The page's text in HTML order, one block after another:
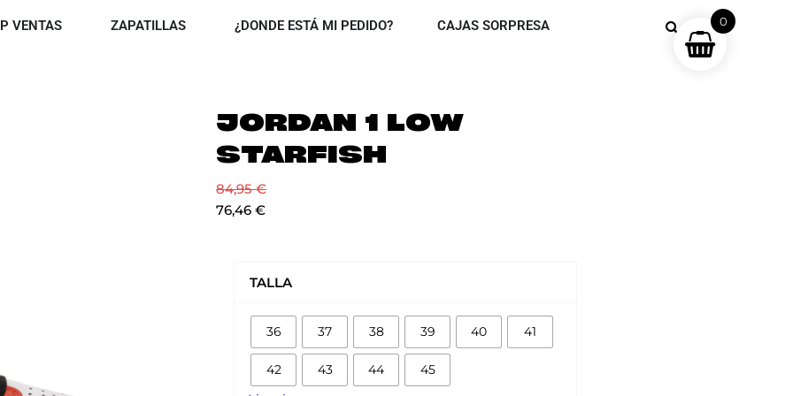
VENTAS OPEN TOP VENTAS
ZAPATILLAS OPEN ZAPATILLAS
¿DONDE ESTÁ MI PEDIDO? CAJAS SORPRESA
JORDAN 1 LOW
STARFISH
84,95€
76,46 €
TALLA
36 37 38 39 40 41
42 43 44 45
STARFISH
cantidad
0